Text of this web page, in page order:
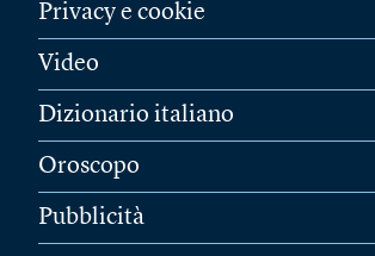
Privacy e cookie
Video
Dizionario italiano
Oroscopo
Pubblicità